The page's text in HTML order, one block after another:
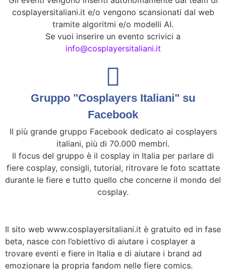
cosplayersitaliani.it e/o vengono scansionati dal web
tramite algoritmi e/o modelli AI.
Se vuoi inserire un evento scrivici a
info@cosplayersitaliani.it
Gruppo "Cosplayers Italiani" su
Facebook
Il più grande gruppo Facebook dedicato ai cosplayers
italiani, più di 70.000 membri.
Il focus del gruppo è il cosplay in Italia per parlare di
fiere cosplay, consigli, tutorial, ritrovare le foto scattate
durante le fiere e tutto quello che concerne il mondo del
cosplay.
Il sito web www.cosplayersitaliani.it è gratuito ed in fase
beta, nasce con l’obiettivo di aiutare i cosplayer a
trovare eventi e fiere in Italia e di aiutare i brand ad
emozionare la propria fandom nelle fiere comics.